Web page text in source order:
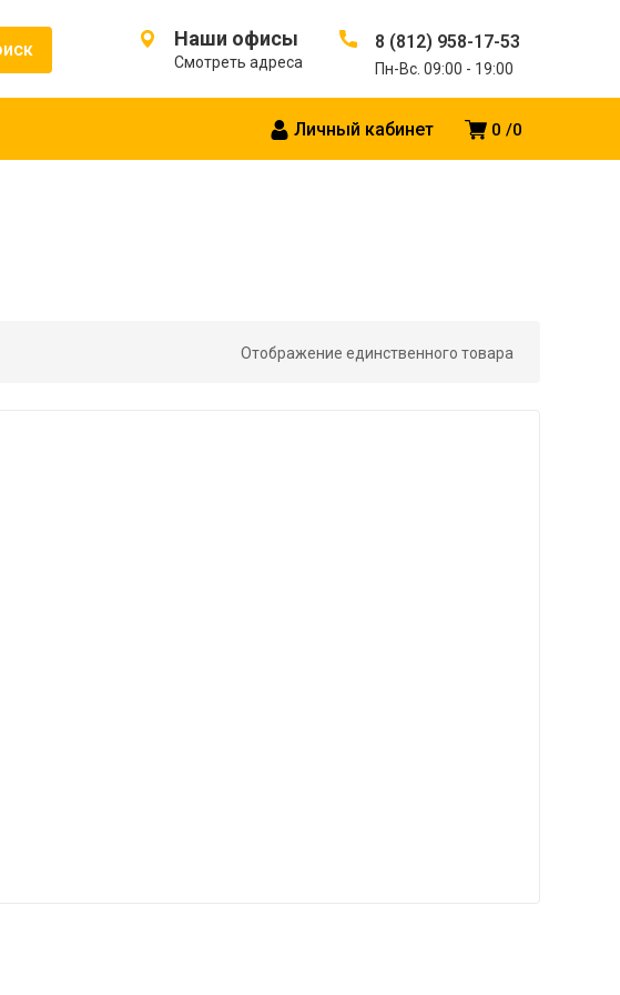
Наши офисы
Смотреть адреса
8 (812) 958-17-53
Пн-Вс. 09:00 - 19:00
0 0
Личный кабинет
Отображение единственного товара